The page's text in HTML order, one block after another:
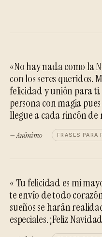
«No hay nada como la
con los seres queridos.
felicidad y unión para
persona con magia
llegue a cada rincón de
— Anónimo FRASES PARA
« Tu felicidad es mi
te envío de todo
sueños se harán
especiales. ¡Feliz